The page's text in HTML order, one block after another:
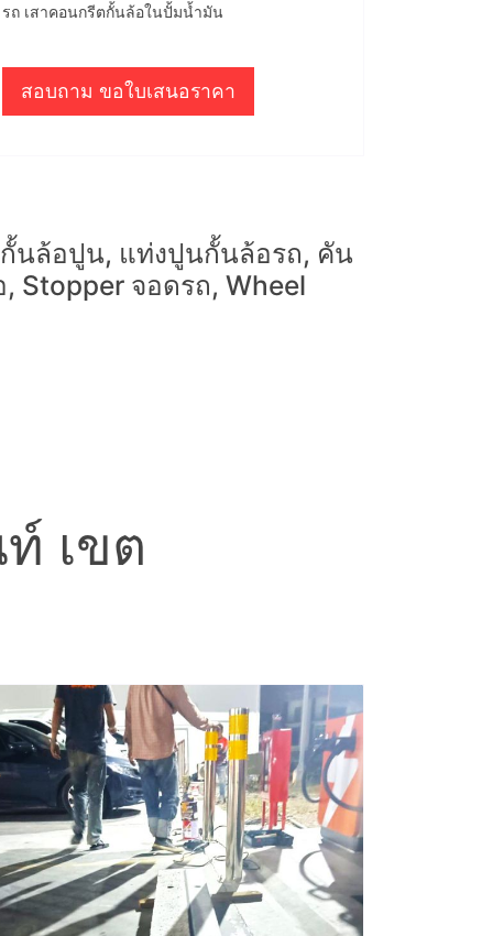
รถ เสาคอนกรีตกั้นล้อในปั้มน้ำมัน
สอบถาม ขอใบเสนอราคา
นล้อปูน, แท่งปูนกั้นล้อรถ, คัน
จอดรถ, Wheel
เขต